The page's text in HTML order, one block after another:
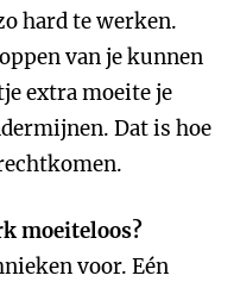
hard te werken.
van je kunnen
extra moeite je
Dat is hoe
moeiteloos?
voor. Eén